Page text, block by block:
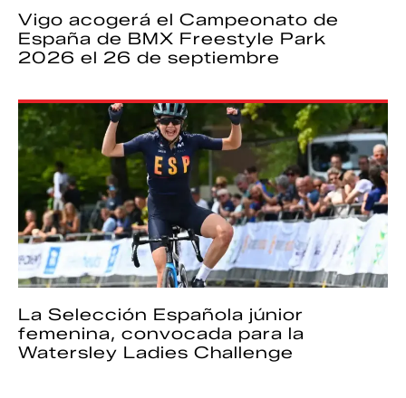
Vigo acogerá el Campeonato de
España de BMX Freestyle Park
2026 el 26 de septiembre
La Selección Española júnior
femenina, convocada para la
Watersley Ladies Challenge